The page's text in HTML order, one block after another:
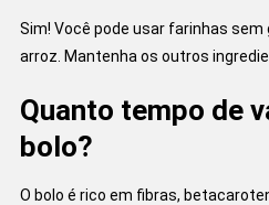
Sim! Você pode usar farinhas
arroz. Mantenha os outros
Quanto tempo de
bolo?
O bolo é rico em fibras,